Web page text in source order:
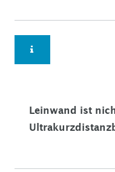
Leinwand ist